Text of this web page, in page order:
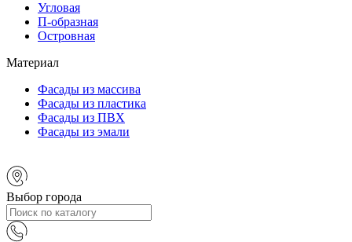
Угловая
П-образная
Островная
Материал
Фасады из массива
Фасады из пластика
Фасады из ПВХ
Фасады из эмали
Выбор города